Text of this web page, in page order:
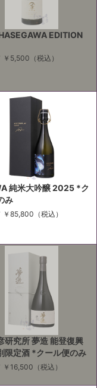
EDITION
￥5,500 （税込）
純米大吟醸 2025 *ク
み
￥85,800 （税込）
研究所 夢造 能登復興
限定酒 *クール便のみ
￥16,500 （税込）